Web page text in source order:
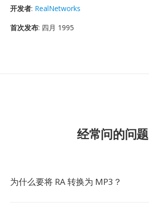
开发者: RealNetworks
首次发布: 四月 1995
经常问的问题
为什么要将 RA 转换为 MP3？